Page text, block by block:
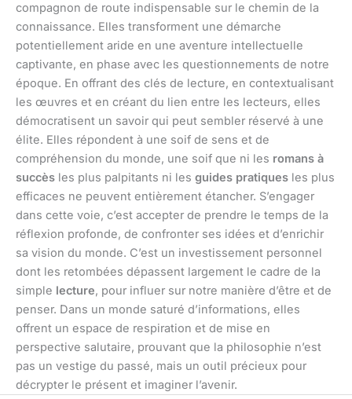
compagnon de route indispensable sur le chemin de la
connaissance. Elles transforment une démarche
potentiellement aride en une aventure intellectuelle
captivante, en phase avec les questionnements de notre
époque. En offrant des clés de lecture, en contextualisant
les œuvres et en créant du lien entre les lecteurs, elles
démocratisent un savoir qui peut sembler réservé à une
élite. Elles répondent à une soif de sens et de
compréhension du monde, une soif que ni les romans à
succès les plus palpitants ni les guides pratiques les plus
efficaces ne peuvent entièrement étancher. S’engager
dans cette voie, c’est accepter de prendre le temps de la
réflexion profonde, de confronter ses idées et d’enrichir
sa vision du monde. C’est un investissement personnel
dont les retombées dépassent largement le cadre de la
simple lecture, pour influer sur notre manière d’être et de
penser. Dans un monde saturé d’informations, elles
offrent un espace de respiration et de mise en
perspective salutaire, prouvant que la philosophie n’est
pas un vestige du passé, mais un outil précieux pour
décrypter le présent et imaginer l’avenir.